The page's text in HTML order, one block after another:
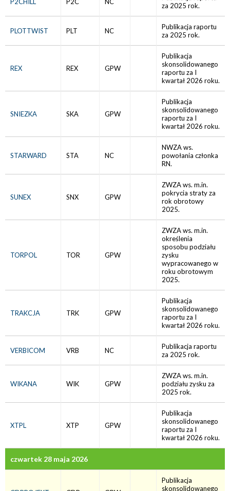
za 2025 rok.
PLOTTWIST PLT NC
Publikacja raportu
za 2025 rok.
REX REX GPW
Publikacja
skonsolidowanego
raportu za I
kwartał 2026 roku.
SNIEZKA SKA GPW
Publikacja
skonsolidowanego
raportu za I
kwartał 2026 roku.
STARWARD STA NC
NWZA ws.
powołania członka
RN.
SUNEX SNX GPW
ZWZA ws. m.in.
pokrycia straty za
rok obrotowy
2025.
TORPOL TOR GPW
ZWZA ws. m.in.
określenia
sposobu podziału
zysku
wypracowanego w
roku obrotowym
2025.
TRAKCJA TRK GPW
Publikacja
skonsolidowanego
raportu za I
kwartał 2026 roku.
VERBICOM VRB NC
Publikacja raportu
za 2025 rok.
WIKANA WIK GPW
ZWZA ws. m.in.
podziału zysku za
2025 rok.
XTPL XTP GPW
Publikacja
skonsolidowanego
raportu za I
kwartał 2026 roku.
czwartek 28 maja 2026
Publikacja
skonsolidowanego